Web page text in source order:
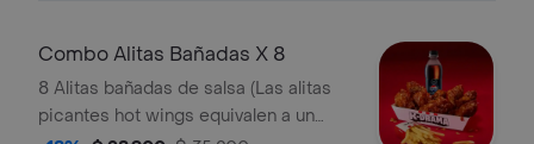
Combo Alitas Bañadas X 8
8 Alitas bañadas de salsa (Las alitas
picantes hot wings equivalen a un